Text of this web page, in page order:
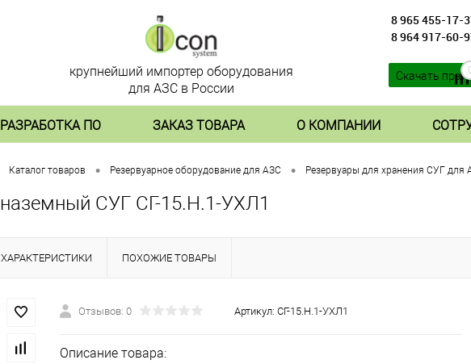
8 965 455-17-
8 964 917-60-
Скачать
крупнейший импортер оборудования
для АЗС в России
РАЗРАБОТКА ПО ЗАКАЗ ТОВАРА О КОМПАНИИ
Каталог товаров • Резервуарное оборудование для АЗС • Резервуары для хранения СУГ для
наземный СУГ СГ-15.Н.1-УХЛ1
ХАРАКТЕРИСТИКИ ПОХОЖИЕ ТОВАРЫ
Отзывов: 0 Артикул: СГ-15.Н.1-УХЛ1
Описание товара: